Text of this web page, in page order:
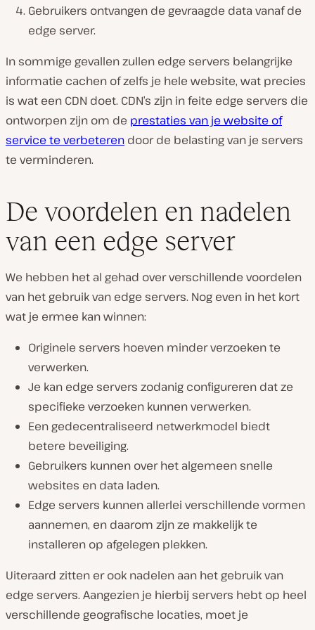
Gebruikers ontvangen de gevraagde data vanaf de
edge server.
In sommige gevallen zullen edge servers belangrijke
informatie cachen of zelfs je hele website, wat precies
is wat een CDN doet. CDN’s zijn in feite edge servers die
ontworpen zijn om de prestaties van je website of
service te verbeteren door de belasting van je servers
te verminderen.
De voordelen en nadelen
van een edge server
We hebben het al gehad over verschillende voordelen
van het gebruik van edge servers. Nog even in het kort
wat je ermee kan winnen:
Originele servers hoeven minder verzoeken te
verwerken.
Je kan edge servers zodanig configureren dat ze
specifieke verzoeken kunnen verwerken.
Een gedecentraliseerd netwerkmodel biedt
betere beveiliging.
Gebruikers kunnen over het algemeen snelle
websites en data laden.
Edge servers kunnen allerlei verschillende vormen
aannemen, en daarom zijn ze makkelijk te
installeren op afgelegen plekken.
Uiteraard zitten er ook nadelen aan het gebruik van
edge servers. Aangezien je hierbij servers hebt op heel
verschillende geografische locaties, moet je